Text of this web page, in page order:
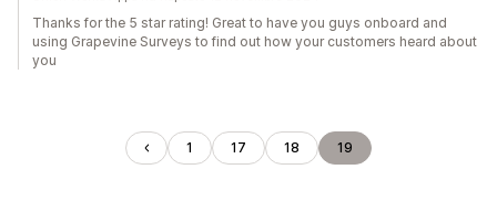
Thanks for the 5 star rating! Great to have you guys onboard and
using Grapevine Surveys to find out how your customers heard about
you
1 17 18 19